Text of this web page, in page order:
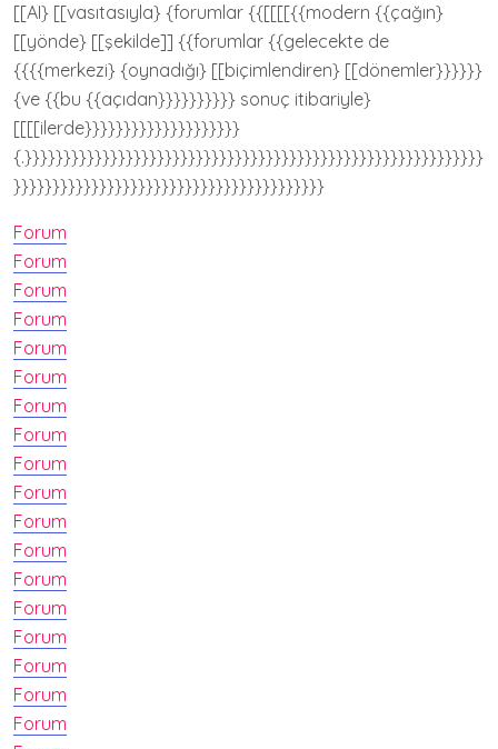
[[AI} [[vasıtasıyla} {forumlar {{[[[[{{modern {{çağın}
[[yönde} [[şekilde]] {{forumlar {{gelecekte de
{{{{merkezi} {oynadığı} [[biçimlendiren} [[dönemler}}}}}}
{ve {{bu {{açıdan}}}}}}}}}} sonuç itibariyle}
[[[[ilerde}}}}}}}}}}}}}}}}}}}}
{.}}}}}}}}}}}}}}}}}}}}}}}}}}}}}}}}}}}}}}}}}}}}}}}}}}}}}}}}}}}
}}}}}}}}}}}}}}}}}}}}}}}}}}}}}}}}}}}}}}}}
Forum
Forum
Forum
Forum
Forum
Forum
Forum
Forum
Forum
Forum
Forum
Forum
Forum
Forum
Forum
Forum
Forum
Forum